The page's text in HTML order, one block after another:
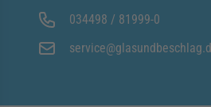
034498 / 81999-0